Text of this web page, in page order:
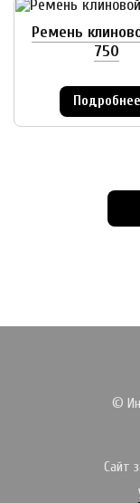
Ремень
750
Подробнее
©
Сайт